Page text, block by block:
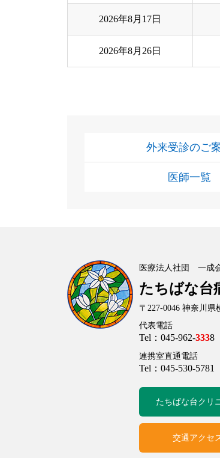
2026年8月17日
2026年8月26日
外来受診のご
医師一覧
医療法人社団 一成
たちばな台
〒227-0046 神奈川県
代表電話
Tel：045-962-3338
連携室直通電話
Tel：045-530-
たちばな台クリ
交通アクセ